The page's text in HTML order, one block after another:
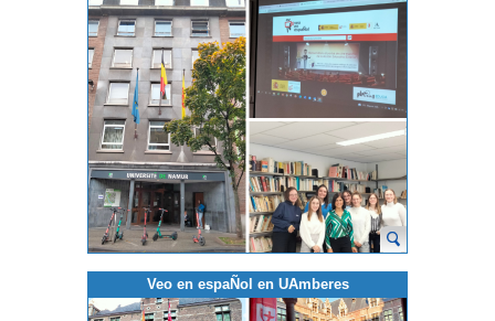
Veo en espaÑol en UAmberes